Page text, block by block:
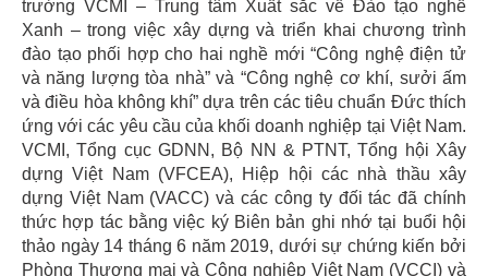
trường VCMI – Trung tâm Xuất sắc về Đào tạo nghề
Xanh – trong việc xây dựng và triển khai chương trình
đào tạo phối hợp cho hai nghề mới “Công nghệ điện tử
và năng lượng tòa nhà” và “Công nghệ cơ khí, sưởi ấm
và điều hòa không khí” dựa trên các tiêu chuẩn Đức thích
ứng với các yêu cầu của khối doanh nghiệp tại Việt Nam.
VCMI, Tổng cục GDNN, Bộ NN & PTNT, Tổng hội Xây
dựng Việt Nam (VFCEA), Hiệp hội các nhà thầu xây
dựng Việt Nam (VACC) và các công ty đối tác đã chính
thức hợp tác bằng việc ký Biên bản ghi nhớ tại buổi hội
thảo ngày 14 tháng 6 năm 2019, dưới sự chứng kiến ​​bởi
Phòng Thương mại và Công nghiệp Việt Nam (VCCI) và